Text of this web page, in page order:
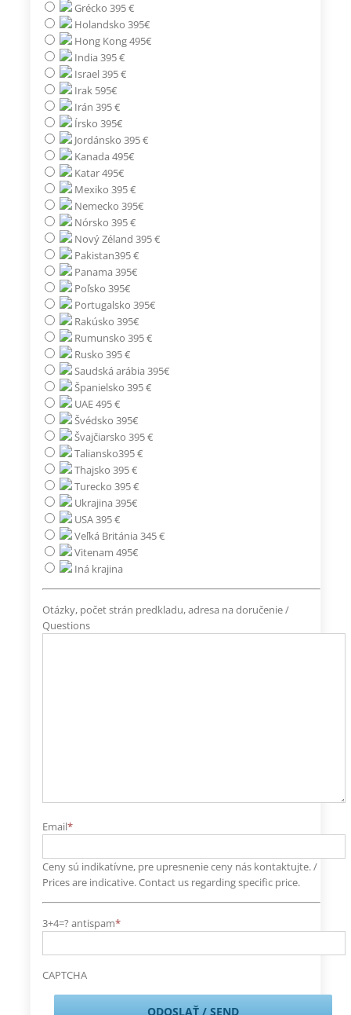
Grécko 395 €
Holandsko 395€
Hong Kong 495€
India 395 €
Israel 395 €
Irak 595€
Irán 395 €
Írsko 395€
Jordánsko 395 €
Kanada 495€
Katar 495€
Mexiko 395 €
Nemecko 395€
Nórsko 395 €
Nový Zéland 395 €
Pakistan395 €
Panama 395€
Poľsko 395€
Portugalsko 395€
Rakúsko 395€
Rumunsko 395 €
Rusko 395 €
Saudská arábia 395€
Španielsko 395 €
UAE 495 €
Švédsko 395€
Švajčiarsko 395 €
Taliansko395 €
Thajsko 395 €
Turecko 395 €
Ukrajina 395€
USA 395 €
Veľká Británia 345 €
Vitenam 495€
Iná krajina
Otázky, počet strán predkladu, adresa na doručenie /
Questions
Email*
Ceny sú indikatívne, pre upresnenie ceny nás kontaktujte. /
Prices are indicative. Contact us regarding specific price.
3+4=? antispam*
CAPTCHA